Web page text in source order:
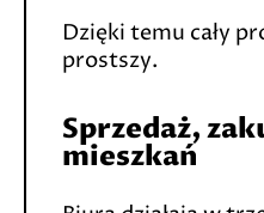
Dzięki temu cały
prostszy.
Sprzedaż,
mieszkań